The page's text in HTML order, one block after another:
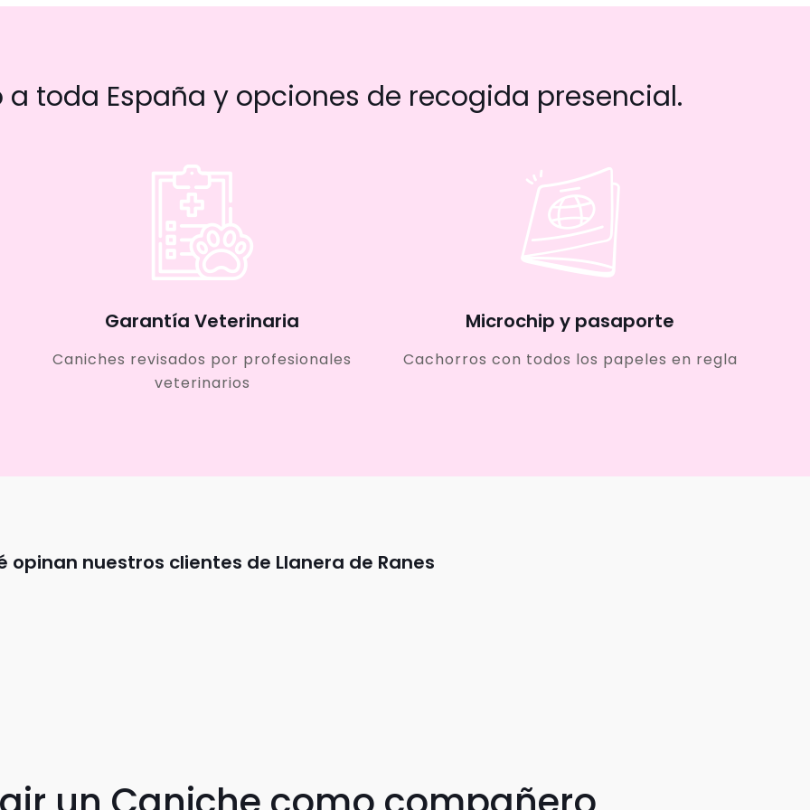
toda España y opciones de recogida presencial.
Garantía Veterinaria
Caniches revisados por profesionales
veterinarios
Microchip y pasaporte
Cachorros con todos los papeles en regla
opinan nuestros clientes de Llanera de Ranes